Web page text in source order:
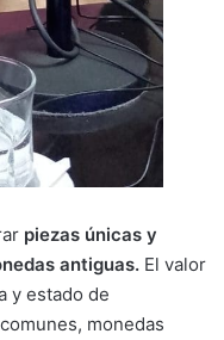
piezas únicas y
antiguas. El valor
y estado de
monedas